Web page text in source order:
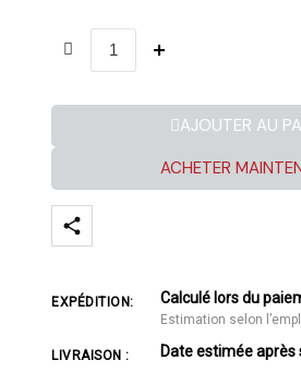
AJOUTER AU
ACHETER
EXPÉDITION: Calculé lors du
Estimation selon
LIVRAISON : Date estimée après